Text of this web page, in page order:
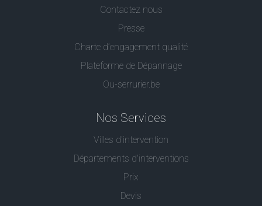
Contactez nous
Presse
Charte d’engagement qualité
Plateforme de Dépannage
Ou-serrurier.be
Nos Services
Villes d'intervention
Départements d'interventions
Prix
Devis